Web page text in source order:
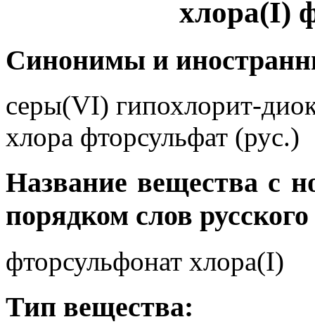
хлора(I)
Синонимы и
серы(VI) гипохлорит-
хлора фторсульфат (рус.)
Название вещества с
порядком слов
фторсульфонат хлора(I)
Тип вещества: